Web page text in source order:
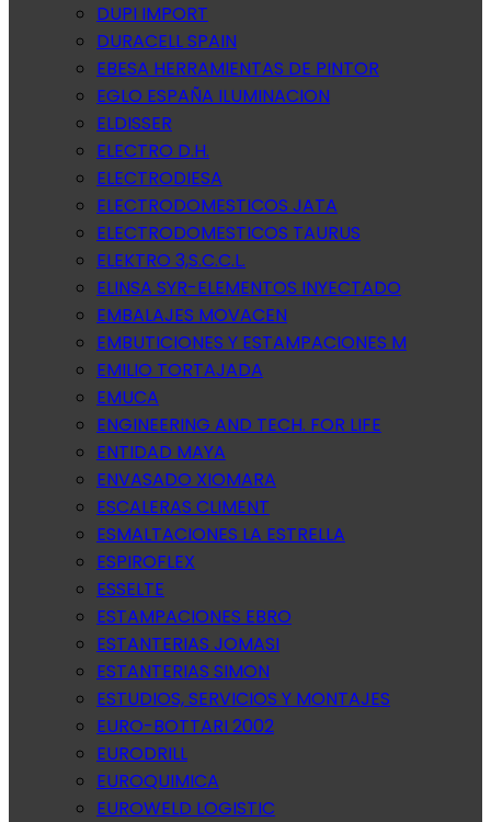
DUPI IMPORT
DURACELL SPAIN
EBESA HERRAMIENTAS DE PINTOR
EGLO ESPAÑA ILUMINACION
ELDISSER
ELECTRO D.H.
ELECTRODIESA
ELECTRODOMESTICOS JATA
ELECTRODOMESTICOS TAURUS
ELEKTRO 3,S.C.C.L.
ELINSA SYR-ELEMENTOS INYECTADO
EMBALAJES MOVACEN
EMBUTICIONES Y ESTAMPACIONES M
EMILIO TORTAJADA
EMUCA
ENGINEERING AND TECH. FOR LIFE
ENTIDAD MAYA
ENVASADO XIOMARA
ESCALERAS CLIMENT
ESMALTACIONES LA ESTRELLA
ESPIROFLEX
ESSELTE
ESTAMPACIONES EBRO
ESTANTERIAS JOMASI
ESTANTERIAS SIMON
ESTUDIOS, SERVICIOS Y MONTAJES
EURO-BOTTARI 2002
EURODRILL
EUROQUIMICA
EUROWELD LOGISTIC